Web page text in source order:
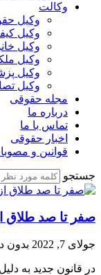
وکالت
وکیل
وکیل
وکیل
وکیل
وکیل
وکیل
مجله حقوقی
درباره ما
تماس با ما
اخبار حقوقی
قوانین و
جستجو
صفر تا صد طلاق
جولای 7, 2022 بدون
در قانون جدید به